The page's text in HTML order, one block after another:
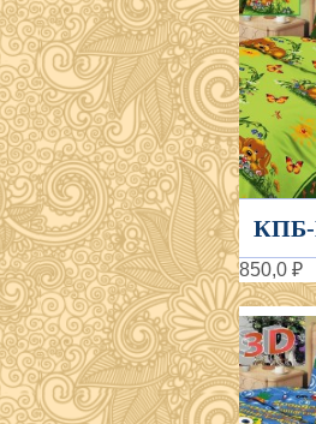
КПБ-
850,0 ₽